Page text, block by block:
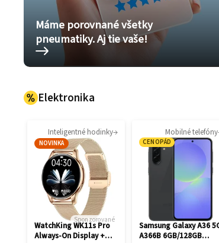
Máme porovnané všetky
pneumatiky. Aj tie vaše!
Elektronika
Inteligentné hodinky
NOVINKA
Sponzorované
WatchKing WK11s Pro
Always-On Display +
Mobilné telefóny
CENOPÁD
Samsung Galaxy A36
A366B 6GB/128GB